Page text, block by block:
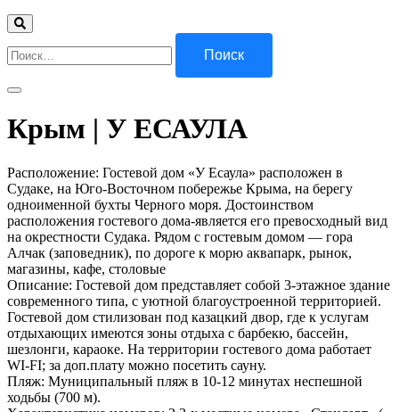
Крым | У ЕСАУЛА
Расположение: Гостевой дом «У Есаула» расположен в
Судаке, на Юго-Восточном побережье Крыма, на берегу
одноименной бухты Черного моря. Достоинством
расположения гостевого дома-является его превосходный вид
на окрестности Судака. Рядом с гостевым домом — гора
Алчак (заповедник), по дороге к морю аквапарк, рынок,
магазины, кафе, столовые
Описание: Гостевой дом представляет собой 3-этажное здание
современного типа, с уютной благоустроенной территорией.
Гостевой дом стилизован под казацкий двор, где к услугам
отдыхающих имеются зоны отдыха с барбекю, бассейн,
шезлонги, караоке. На территории гостевого дома работает
WI-FI; за доп.плату можно посетить сауну.
Пляж: Муниципальный пляж в 10-12 минутах неспешной
ходьбы (700 м).